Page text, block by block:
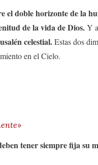
el doble horizonte de la
de la vida de Dios.Y
celestial.Estas dos
en el Cielo.
tener siempre fija su